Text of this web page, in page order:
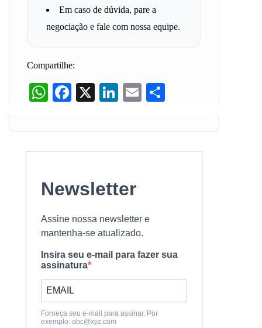
Em caso de dúvida, pare a
negociação e fale com nossa equipe.
Compartilhe:
WhatsApp
Facebook
X LinkedIn
Email
Newsletter
Assine nossa newsletter e
mantenha-se atualizado.
Insira seu e-mail para fazer sua
assinatura
Forneça seu e-mail para assinar. Por
exemplo: abc@xyz.com